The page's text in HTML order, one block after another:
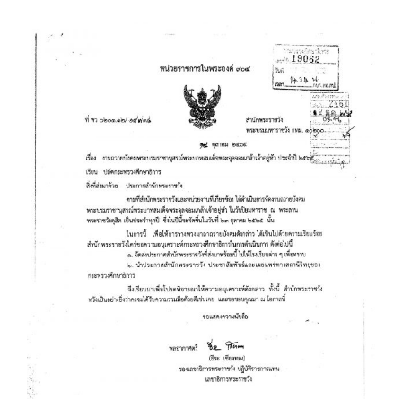
View
Larger
Image